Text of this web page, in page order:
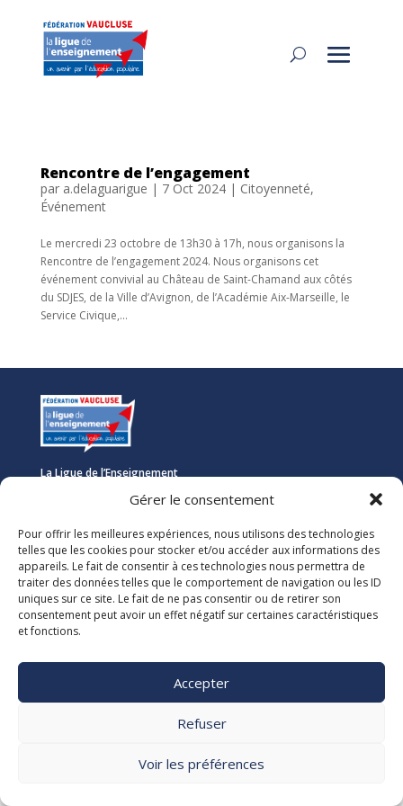
Gérer le consentement
Pour offrir les meilleures expériences, nous utilisons des technologies
telles que les cookies pour stocker et/ou accéder aux informations des
appareils. Le fait de consentir à ces technologies nous permettra de
traiter des données telles que le comportement de navigation ou les ID
uniques sur ce site. Le fait de ne pas consentir ou de retirer son
consentement peut avoir un effet négatif sur certaines caractéristiques
et fonctions.
Accepter
Refuser
Voir les préférences
Rencontre de l’engagement
par a.delaguarigue | 7 Oct 2024| Citoyenneté,
Événement
Le mercredi 23 octobre de 13h30 à 17h, nous organisons la
Rencontre de l’engagement 2024. Nous organisons cet
événement convivial au Château de Saint-Chamand aux côtés
du SDJES, de la Ville d’Avignon, de l’Académie Aix-Marseille, le
Service Civique,...
La Ligue de l’Enseignement
Nous vous accueillons dans nos locaux du lundi au jeudi de 08h00 à 12h30
et de 13h30 à 17h00. Le standard téléphonique est ouvert le vendredi de
08h00 à 12h30 et de 13h30 à 16h00.
La Ligue 84
5, rue Adrien Marcel CS40163

Mentions légales Politique de confidentialité